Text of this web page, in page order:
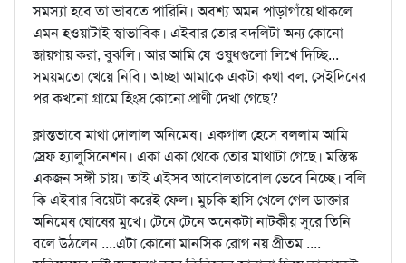
সমস্যা হবে তা ভাবতে পারিনি। অবশ্য অমন পাড়াগাঁয়ে থাকলে
এমন হওয়াটাই স্বাভাবিক। এইবার তোর বদলিটা অন্য কোনো
জায়গায় করা, বুঝলি। আর আমি যে ওষুধগুলো লিখে দিচ্ছি...
সময়মতো খেয়ে নিবি। আচ্ছা আমাকে একটা কথা বল, সেইদিনের
পর কখনো গ্রামে হিংস্র কোনো প্রাণী দেখা গেছে?
ক্লান্তভাবে মাথা দোলাল অনিমেষ। একগাল হেসে বললাম আমি
স্রেফ হ্যালুসিনেশন। একা একা থেকে তোর মাথাটা গেছে। মস্তিস্ক
একজন সঙ্গী চায়। তাই এইসব আবোলতাবোল ভেবে নিচ্ছে। বলি
কি এইবার বিয়েটা করেই ফেল। মুচকি হাসি খেলে গেল ডাক্তার
অনিমেষ ঘোষের মুখে। টেনে টেনে অনেকটা নাটকীয় সুরে তিনি
বলে উঠলেন ....এটা কোনো মানসিক রোগ নয় প্রীতম ....